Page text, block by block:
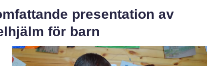
presentation av
för barn